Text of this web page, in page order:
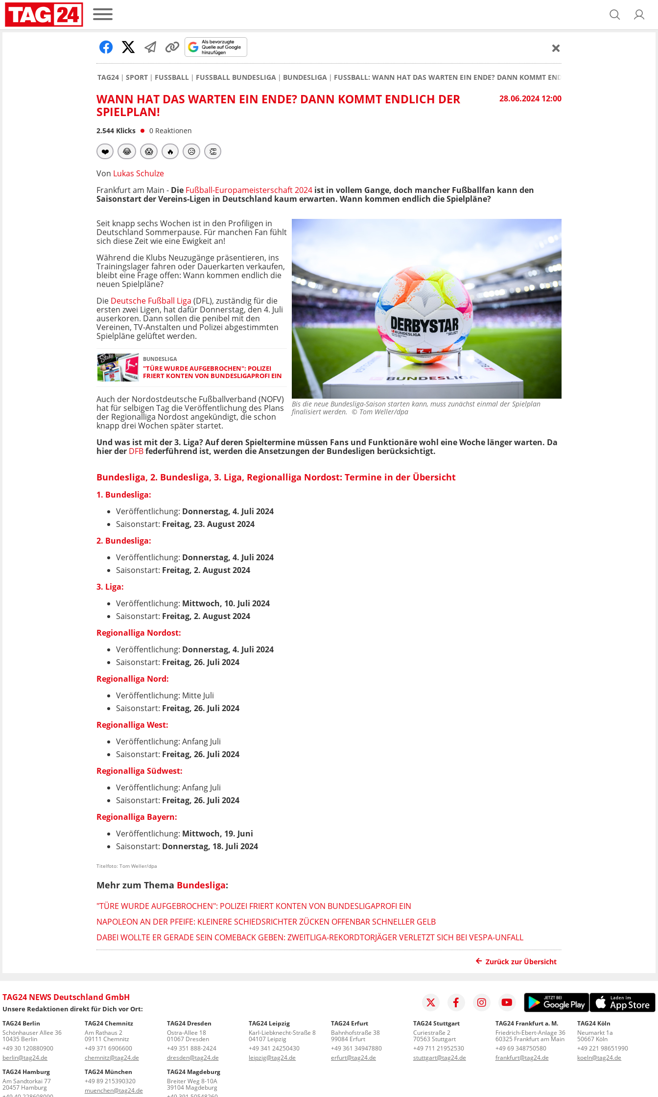
TAG24 SPORT FUSSBALL FUSSBALL BUNDESLIGA BUNDESLIGA FUSSBALL: WANN HAT DAS WARTEN EIN ENDE? DANN KOMMT ENDLICH DER SPIELPLAN!
28.06.2024 12:00
WANN HAT DAS WARTEN EIN ENDE? DANN KOMMT ENDLICH DER
SPIELPLAN!
2.544 Klicks 0 Reaktionen
❤️ 😂 😱 🔥 😥 👏
Von Lukas Schulze
Frankfurt am Main - Die Fußball-Europameisterschaft 2024 ist in vollem Gange, doch mancher Fußballfan kann den
Saisonstart der Vereins-Ligen in Deutschland kaum erwarten. Wann kommen endlich die Spielpläne?
Bis die neue Bundesliga-Saison starten kann, muss zunächst einmal der Spielplan
finalisiert werden. © Tom Weller/dpa
Seit knapp sechs Wochen ist in den Profiligen in
Deutschland Sommerpause. Für manchen Fan fühlt
sich diese Zeit wie eine Ewigkeit an!
Während die Klubs Neuzugänge präsentieren, ins
Trainingslager fahren oder Dauerkarten verkaufen,
bleibt eine Frage offen: Wann kommen endlich die
neuen Spielpläne?
Die Deutsche Fußball Liga (DFL), zuständig für die
ersten zwei Ligen, hat dafür Donnerstag, den 4. Juli
auserkoren. Dann sollen die penibel mit den
Vereinen, TV-Anstalten und Polizei abgestimmten
Spielpläne gelüftet werden.
BUNDESLIGA
"TÜRE WURDE AUFGEBROCHEN": POLIZEI
FRIERT KONTEN VON BUNDESLIGAPROFI EIN
Auch der Nordostdeutsche Fußballverband (NOFV)
hat für selbigen Tag die Veröffentlichung des Plans
der Regionalliga Nordost angekündigt, die schon
knapp drei Wochen später startet.
Und was ist mit der 3. Liga? Auf deren Spieltermine müssen Fans und Funktionäre wohl eine Woche länger warten. Da
hier der DFBfederführend ist, werden die Ansetzungen der Bundesligen berücksichtigt.
Bundesliga, 2. Bundesliga, 3. Liga, Regionalliga Nordost: Termine in der Übersicht
1. Bundesliga:
Veröffentlichung: Donnerstag, 4. Juli 2024
Saisonstart: Freitag, 23. August 2024
2. Bundesliga:
Veröffentlichung: Donnerstag, 4. Juli 2024
Saisonstart: Freitag, 2. August 2024
3. Liga:
Veröffentlichung: Mittwoch, 10. Juli 2024
Saisonstart: Freitag, 2. August 2024
Regionalliga Nordost:
Veröffentlichung: Donnerstag, 4. Juli 2024
Saisonstart: Freitag, 26. Juli 2024
Regionalliga Nord:
Veröffentlichung: Mitte Juli
Saisonstart: Freitag, 26. Juli 2024
Regionalliga West:
Veröffentlichung: Anfang Juli
Saisonstart: Freitag, 26. Juli 2024
Regionalliga Südwest:
Veröffentlichung: Anfang Juli
Saisonstart: Freitag, 26. Juli 2024
Regionalliga Bayern:
Veröffentlichung: Mittwoch, 19. Juni
Saisonstart: Donnerstag, 18. Juli 2024
Titelfoto: Tom Weller/dpa
Mehr zum Thema Bundesliga:
"TÜRE WURDE AUFGEBROCHEN": POLIZEI FRIERT KONTEN VON BUNDESLIGAPROFI EIN
NAPOLEON AN DER PFEIFE: KLEINERE SCHIEDSRICHTER ZÜCKEN OFFENBAR SCHNELLER GELB
DABEI WOLLTE ER GERADE SEIN COMEBACK GEBEN: ZWEITLIGA-REKORDTORJÄGER VERLETZT SICH BEI VESPA-UNFALL
Zurück zur Übersicht
TAG24 NEWS Deutschland GmbH
Unsere Redaktionen direkt für Dich vor Ort:
TAG24 Berlin
Schönhauser Allee 36
10435 Berlin
+49 30 120880900
berlin@tag24.de
TAG24 Chemnitz
Am Rathaus 2
09111 Chemnitz
+49 371 6906600
chemnitz@tag24.de
TAG24 Dresden
Ostra-Allee 18
01067 Dresden
+49 351 888-2424
dresden@tag24.de
TAG24 Leipzig
Karl-Liebknecht-Straße 8
04107 Leipzig
+49 341 24250430
leipzig@tag24.de
TAG24 Erfurt
Bahnhofstraße 38
99084 Erfurt
+49 361 34947880
erfurt@tag24.de
TAG24 Stuttgart
Curiestraße 2
70563 Stuttgart
+49 711 21952530
stuttgart@tag24.de
TAG24 Frankfurt a. M.
Friedrich-Ebert-Anlage 36
60325 Frankfurt am Main
+49 69 348750580
frankfurt@tag24.de
TAG24 Köln
Neumarkt 1a
50667 Köln
+49 221 98651990
koeln@tag24.de
TAG24 Hamburg
Am Sandtorkai 77
20457 Hamburg
TAG24 München
+49 89 215390320
muenchen@tag24.de
TAG24 Magdeburg
Breiter Weg 8-10A
39104 Magdeburg